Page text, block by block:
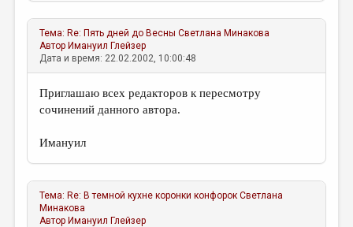
Тема: Re: Пять дней до Весны Светлана Минакова
Автор Имануил Глейзер
Дата и время: 22.02.2002, 10:00:48
Приглашаю всех редакторов к пересмотру
сочинений данного автора.
Имануил
Тема: Re: В темной кухне коронки конфорок Светлана
Минакова
Автор Имануил Глейзер